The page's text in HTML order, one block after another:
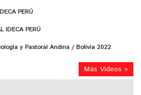
PERÚ
IDECA PERÚ
y Pastoral Andina / Bolivia 2022
Más Videos »